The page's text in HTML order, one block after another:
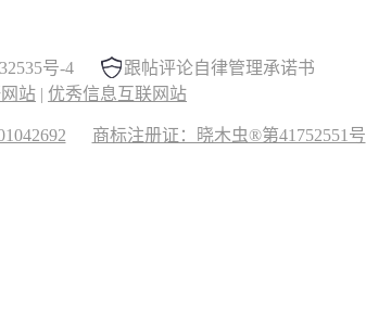
号-4
跟帖评论自律管理承诺书
站 | 优秀信息互联网站
商标注册证：晓木虫®第41752551号